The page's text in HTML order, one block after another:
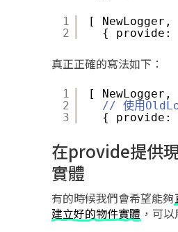
1
2
[ NewLogger,
{ provide:
真正正確的寫法如下：
1
2
3
[ NewLogger,
// 使用
{ provide:
在provide提供
實體
有的時候我們會希望能夠
建立好的物件實體 ，可